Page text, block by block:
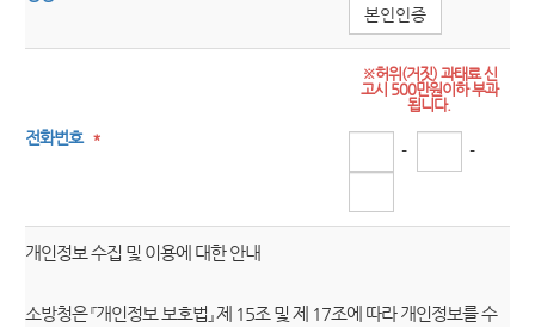
본인인증
전화번호 *
※허위(거짓) 과태료 신
고시 500만원이하 부과
됩니다.
- -
개인정보 수집 및 이용에 대한 안내
소방청은 『개인정보 보호법』 제 15조 및 제 17조에 따라 개인정보를 수